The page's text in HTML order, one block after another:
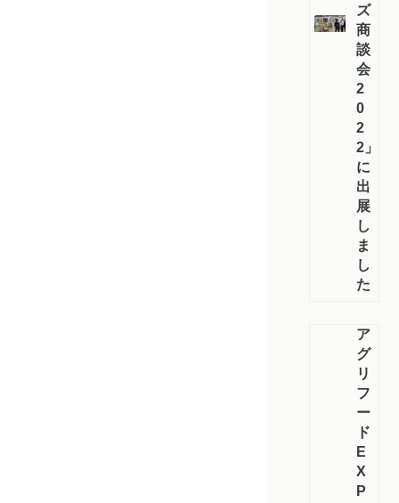
ズ
商
談
会
2
0
2
2」
に
出
展
し
ま
し
た
ア
グ
リ
フ
ー
ド
E
X
P